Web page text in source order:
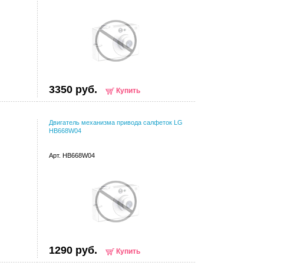
3350 руб. Купить
Двигатель механизма привода салфеток LG
HB668W04
Арт. HB668W04
1290 руб. Купить